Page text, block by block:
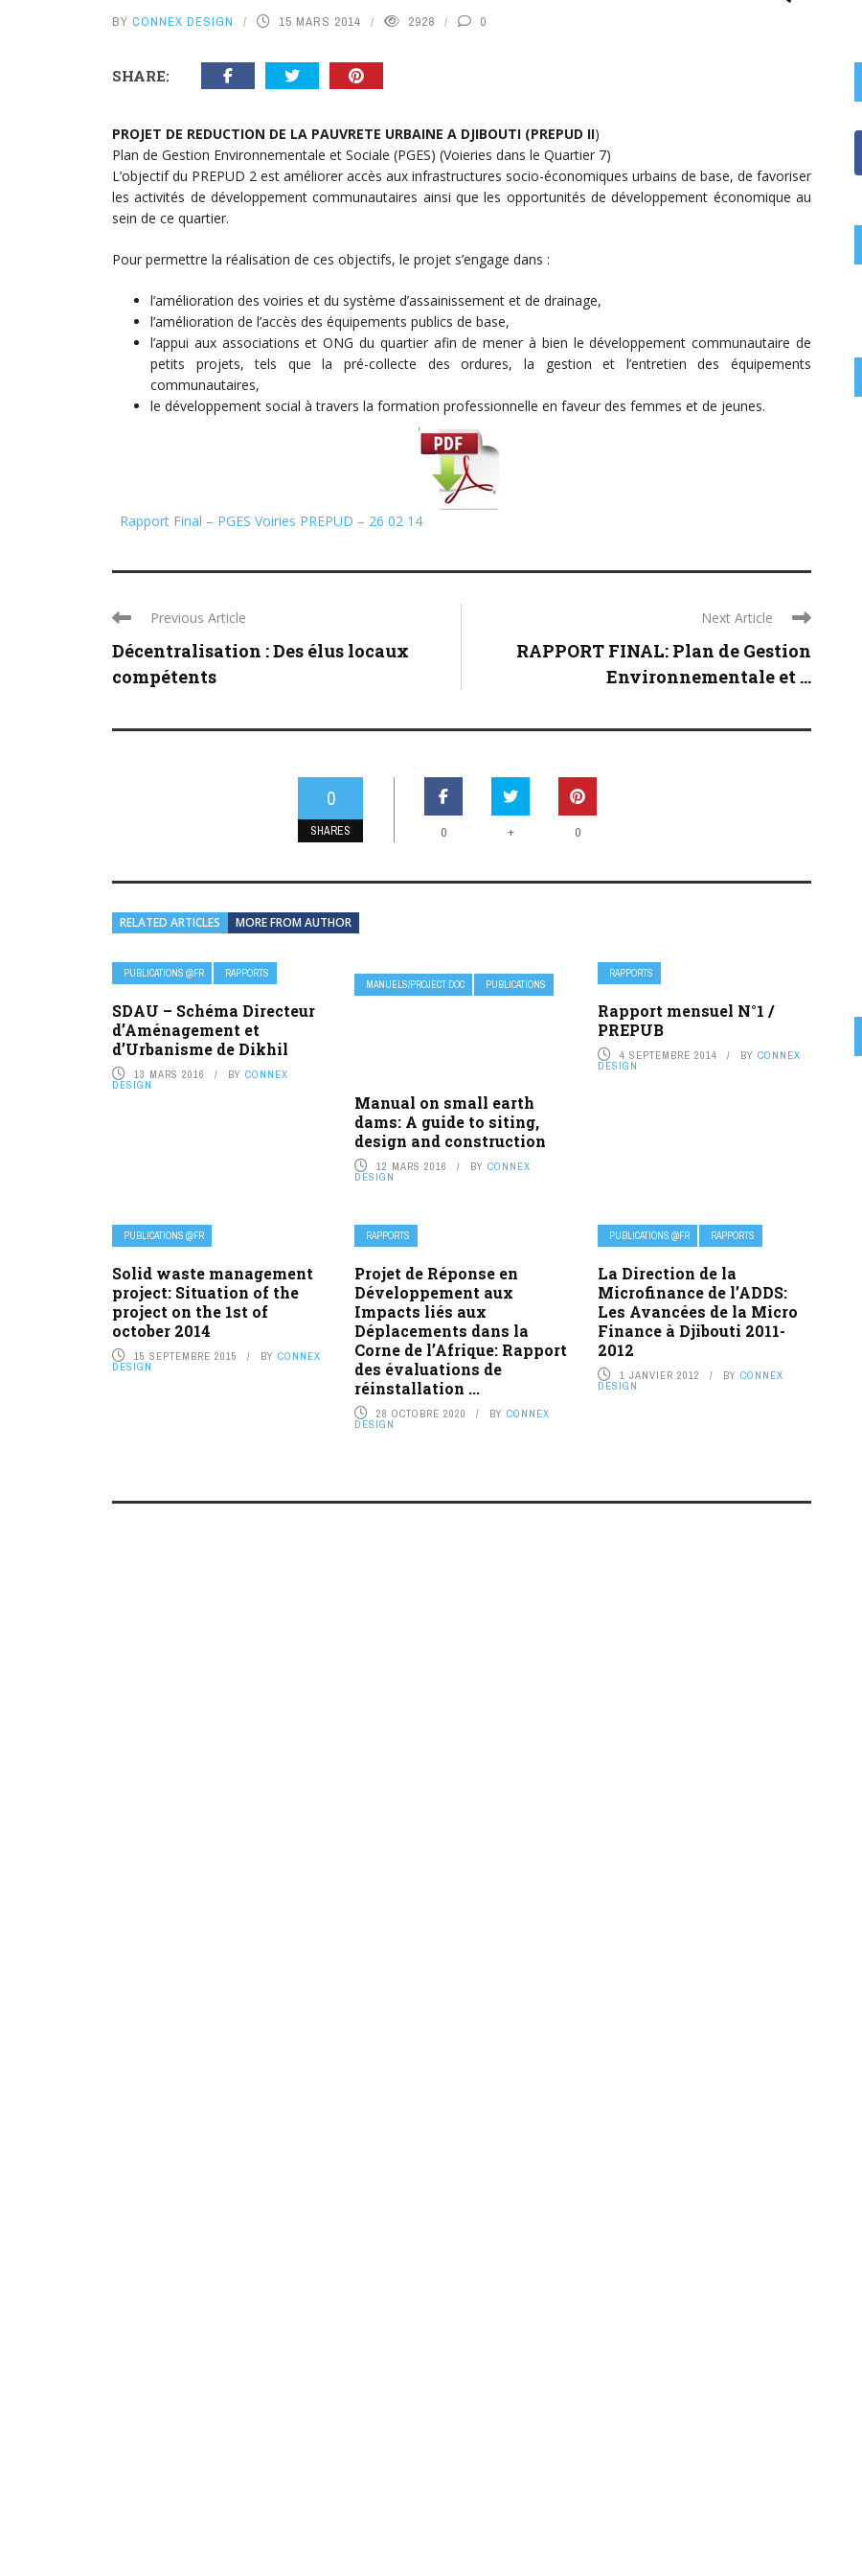
BY CONNEX DESIGN 15 MARS 2014 2928 0
SHARE:
PROJET DE REDUCTION DE LA PAUVRETE URBAINE A DJIBOUTI (PREPUD II)
Plan de Gestion Environnementale et Sociale (PGES) (Voieries dans le Quartier 7)
L’objectif du PREPUD 2 est améliorer accès aux infrastructures socio-économiques urbains de base, de favoriser
les activités de développement communautaires ainsi que les opportunités de développement économique au
sein de ce quartier.
Pour permettre la réalisation de ces objectifs, le projet s’engage dans :
l’amélioration des voiries et du système d’assainissement et de drainage,
l’amélioration de l’accès des équipements publics de base,
l’appui aux associations et ONG du quartier afin de mener à bien le développement communautaire de
petits projets, tels que la pré-collecte des ordures, la gestion et l’entretien des équipements
communautaires,
le développement social à travers la formation professionnelle en faveur des femmes et de jeunes.
Rapport Final – PGES Voiries PREPUD – 26 02 14
Previous Article
Décentralisation : Des élus locaux
compétents
Next Article
RAPPORT FINAL: Plan de Gestion
Environnementale et ...
0
SHARES 0 + 0
RELATED ARTICLES MORE FROM AUTHOR
PUBLICATIONS @FR RAPPORTS
SDAU – Schéma Directeur
d’Aménagement et
d’Urbanisme de Dikhil
13 MARS 2016 BY CONNEX
DESIGN
MANUELS/PROJECT DOC PUBLICATIONS
Manual on small earth
dams: A guide to siting,
design and construction
12 MARS 2016 BYCONNEX
DESIGN
RAPPORTS
Rapport mensuel N°1 /
PREPUB
4 SEPTEMBRE 2014 BY CONNEX
DESIGN
PUBLICATIONS @FR
Solid waste management
project: Situation of the
project on the 1st of
october 2014
15 SEPTEMBRE 2015 BY CONNEX
DESIGN
RAPPORTS
Projet de Réponse en
Développement aux
Impacts liés aux
Déplacements dans la
Corne de l’Afrique: Rapport
des évaluations de
réinstallation ...
28 OCTOBRE 2020 BYCONNEX
DESIGN
PUBLICATIONS @FR RAPPORTS
La Direction de la
Microfinance de l’ADDS:
Les Avancées de la Micro
Finance à Djibouti 2011-
2012
1 JANVIER 2012 BY CONNEX
DESIGN